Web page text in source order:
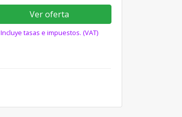
Ver oferta
Incluye tasas e impuestos. (VAT)